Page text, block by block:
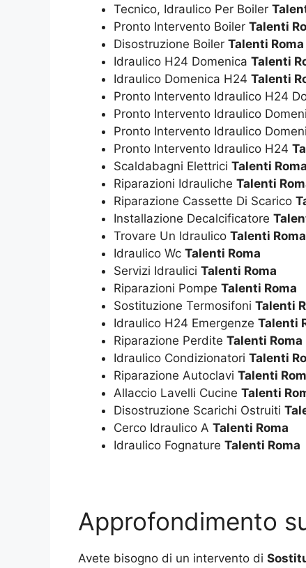
Tecnico, Idraulico Per Boiler
Pronto Intervento Boiler Talenti
Disostruzione Boiler Talenti Roma
Idraulico H24 Domenica Talenti
Idraulico Domenica H24 Talenti
Pronto Intervento Idraulico H24
Pronto Intervento Idraulico
Pronto Intervento Idraulico
Pronto Intervento Idraulico H24
Scaldabagni Elettrici Talenti Roma
Riparazioni Idrauliche Talenti
Riparazione Cassette Di Scarico
Installazione Decalcificatore
Trovare Un Idraulico Talenti Roma
Idraulico Wc Talenti Roma
Servizi Idraulici Talenti Roma
Riparazioni Pompe Talenti Roma
Sostituzione Termosifoni Talenti
Idraulico H24 Emergenze Talenti
Riparazione Perdite Talenti Roma
Idraulico Condizionatori Talenti
Riparazione Autoclavi Talenti
Allaccio Lavelli Cucine Talenti
Disostruzione Scarichi Ostruiti
Cerco Idraulico A Talenti Roma
Idraulico Fognature Talenti Roma
Approfondimento
Avete bisogno di un intervento di